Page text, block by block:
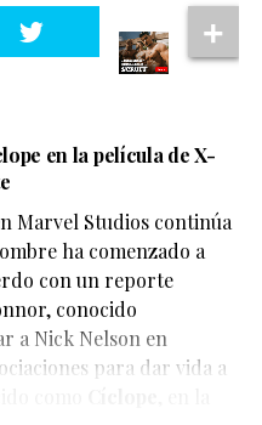
en la película de X-
Marvel Studios continúa
ha comenzado a
con un reporte
, conocido
a Nick Nelson en
para dar vida a